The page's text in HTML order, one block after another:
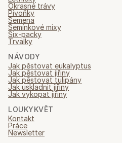
Okrasné trávy
Pivoňky
Semena
Semínkové mixy
Six-packy
Trvalky
NÁVODY
Jak pěstovat eukalyptus
Jak pěstovat jiřiny
Jak pěstovat tulipány
Jak uskladnit jiřiny
Jak vykopat jiřiny
LOUKYKVĚT
Kontakt
Práce
Newsletter